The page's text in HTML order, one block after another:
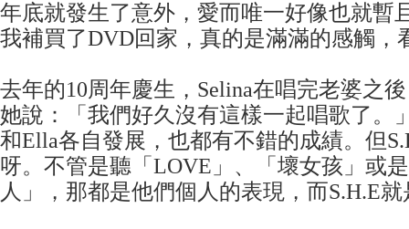
年底就發生了意外，愛而唯一好像也就暫
我補買了DVD回家，真的是滿滿的感觸，
去年的10周年慶生，Selina在唱完老婆之
她說：「我們好久沒有這樣一起唱歌了。
和Ella各自發展，也都有不錯的成績。但
呀。不管是聽「LOVE」、「壞女孩」或
人」，那都是他們個人的表現，而S.H.E就